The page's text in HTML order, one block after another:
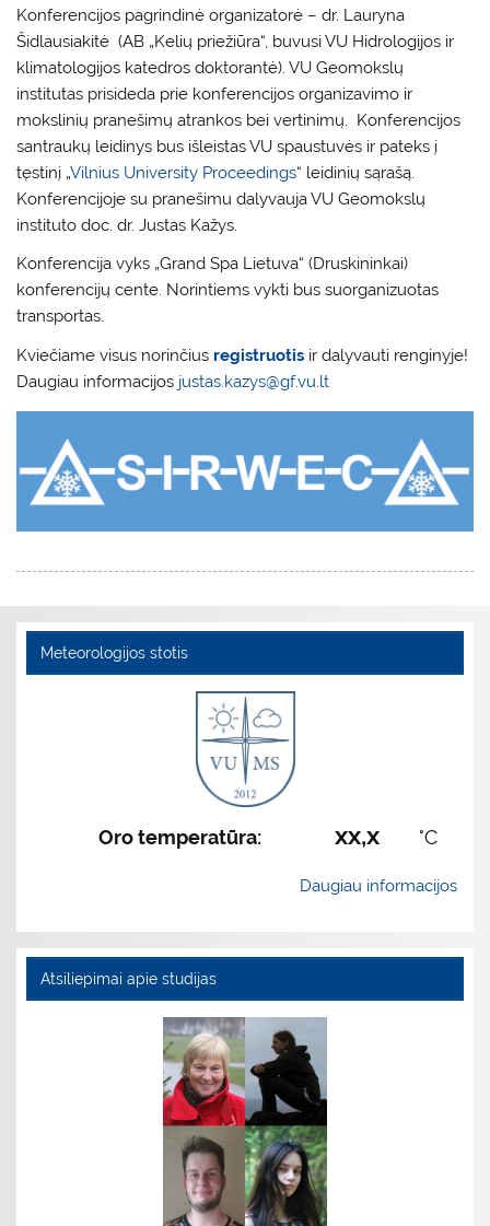
Konferencijos pagrindinė organizatorė – dr. Lauryna
Šidlausiakitė (AB „Kelių priežiūra“, buvusi VU Hidrologijos ir
klimatologijos katedros doktorantė). VU Geomokslų
institutas prisideda prie konferencijos organizavimo ir
mokslinių pranešimų atrankos bei vertinimų. Konferencijos
santraukų leidinys bus išleistas VU spaustuvės ir pateks į
tęstinį „Vilnius University Proceedings“ leidinių sąrašą.
Konferencijoje su pranešimu dalyvauja VU Geomokslų
instituto doc. dr. Justas Kažys.
Konferencija vyks „Grand Spa Lietuva“ (Druskininkai)
konferencijų cente. Norintiems vykti bus suorganizuotas
transportas.
Kviečiame visus norinčius registruotis ir dalyvauti renginyje!
Daugiau informacijos justas.kazys@gf.vu.lt
Meteorologijos stotis
Oro temperatūra: xx,x °C
Daugiau informacijos
Atsiliepimai apie studijas